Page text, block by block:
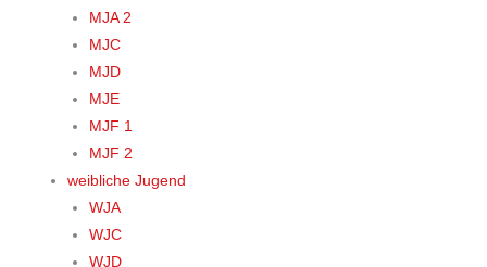
MJA 2
MJC
MJD
MJE
MJF 1
MJF 2
weibliche Jugend
WJA
WJC
WJD